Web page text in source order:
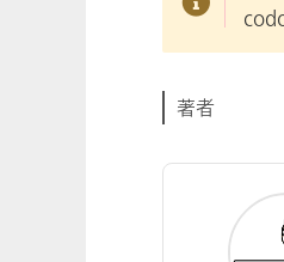
著者